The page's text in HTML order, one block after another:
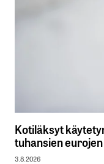
Kotiläksyt
tuhansien
3.8.2026